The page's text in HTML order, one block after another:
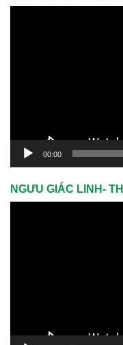
00:00
NGƯU GIÁC LINH- TH